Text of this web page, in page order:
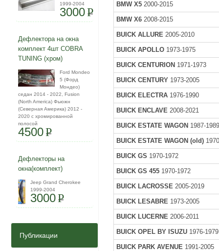
1999-2004
3000P
Дефлектора на окна
комплект 4шт COBRA
TUNING (хром)
Ford Mondeo
5 (Форд
Мондео)
седан 2014 - 2022, Fusion
(North America) Фьюжн
(Северная Америка) 2012 -
2020 с хромированной
полосой
4500P
Дефлекторы на
окна(комплект)
Jeep Grand Cherokee
1999-2004
3000P
Публикации
BMW X5 2000-2015
BMW X6 2008-2015
BUICK ALLURE 2005-2010
BUICK APOLLO 1973-1975
BUICK CENTURION 1971-1973
BUICK CENTURY 1973-2005
BUICK ELECTRA 1976-1990
BUICK ENCLAVE2008-2021
BUICK ESTATE WAGON 1987-
BUICK ESTATE WAGON (old)
BUICK GS 1970-1972
BUICK GS 455 1970-1972
BUICK LACROSSE 2005-2019
BUICK LESABRE 1973-2005
BUICK LUCERNE 2006-2011
BUICK OPEL BY ISUZU 1976-1979
BUICK PARK AVENUE 1991-2005